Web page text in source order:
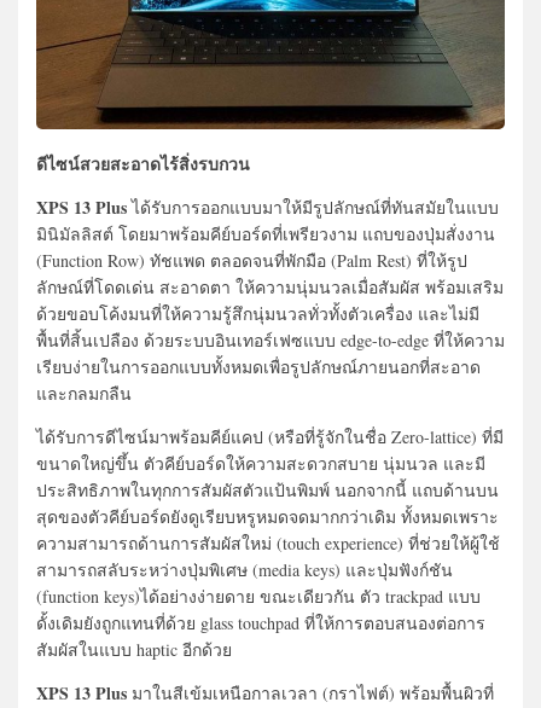
ดีไซน์สวยสะอาดไร้สิ่งรบกวน
XPS 13 Plusได้รับการออกแบบมาให้มีรูปลักษณ์ที่ทันสมัยในแบบ
มินิมัลลิสต์ โดยมาพร้อมคีย์บอร์ดที่เพรียวงาม แถบของปุ่มสั่งงาน
(Function Row) ทัชแพด ตลอดจนที่พักมือ (Palm Rest) ที่ให้รูป
ลักษณ์ที่โดดเด่น สะอาดตา ให้ความนุ่มนวลเมื่อสัมผัส พร้อมเสริม
ด้วยขอบโค้งมนที่ให้ความรู้สึกนุ่มนวลทั่วทั้งตัวเครื่อง และไม่มี
พื้นที่สิ้นเปลือง ด้วยระบบอินเทอร์เฟซแบบ edge-to-edge ที่ให้ความ
เรียบง่ายในการออกแบบทั้งหมดเพื่อรูปลักษณ์ภายนอกที่สะอาด
และกลมกลืน
ได้รับการดีไซน์มาพร้อมคีย์แคป (หรือที่รู้จักในชื่อ Zero-lattice) ที่มี
ขนาดใหญ่ขึ้น ตัวคีย์บอร์ดให้ความสะดวกสบาย นุ่มนวล และมี
ประสิทธิภาพในทุกการสัมผัสตัวแป้นพิมพ์ นอกจากนี้ แถบด้านบน
สุดของตัวคีย์บอร์ดยังดูเรียบหรูหมดจดมากกว่าเดิม ทั้งหมดเพราะ
ความสามารถด้านการสัมผัสใหม่ (touch experience) ที่ช่วยให้ผู้ใช้
สามารถสลับระหว่างปุ่มพิเศษ (media keys) และปุ่มฟังก์ชัน
(function keys)ได้อย่างง่ายดาย ขณะเดียวกัน ตัว trackpad แบบ
ดั้งเดิมยังถูกแทนที่ด้วย glass touchpad ที่ให้การตอบสนองต่อการ
สัมผัสในแบบ haptic อีกด้วย
XPS 13 Plus มาในสีเข้มเหนือกาลเวลา (กราไฟต์) พร้อมพื้นผิวที่